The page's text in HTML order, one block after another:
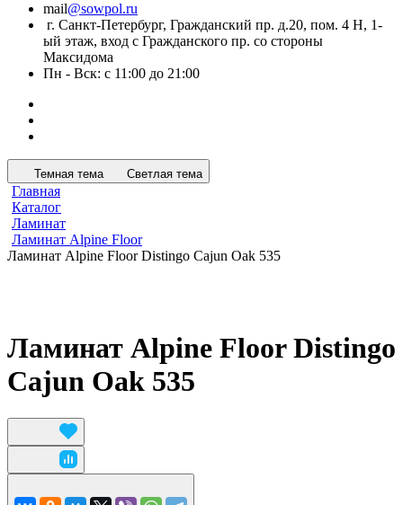
mail@sowpol.ru
г. Санкт-Петербург, Гражданский пр. д.20, пом. 4 Н, 1-
ый этаж, вход с Гражданского пр. со стороны
Максидома
Пн - Вск: с 11:00 до 21:00
Темная тема Светлая тема
Главная
Каталог
Ламинат
Ламинат Alpine Floor
Ламинат Alpine Floor Distingo Cajun Oak 535
Ламинат Alpine Floor Distingo
Cajun Oak 535